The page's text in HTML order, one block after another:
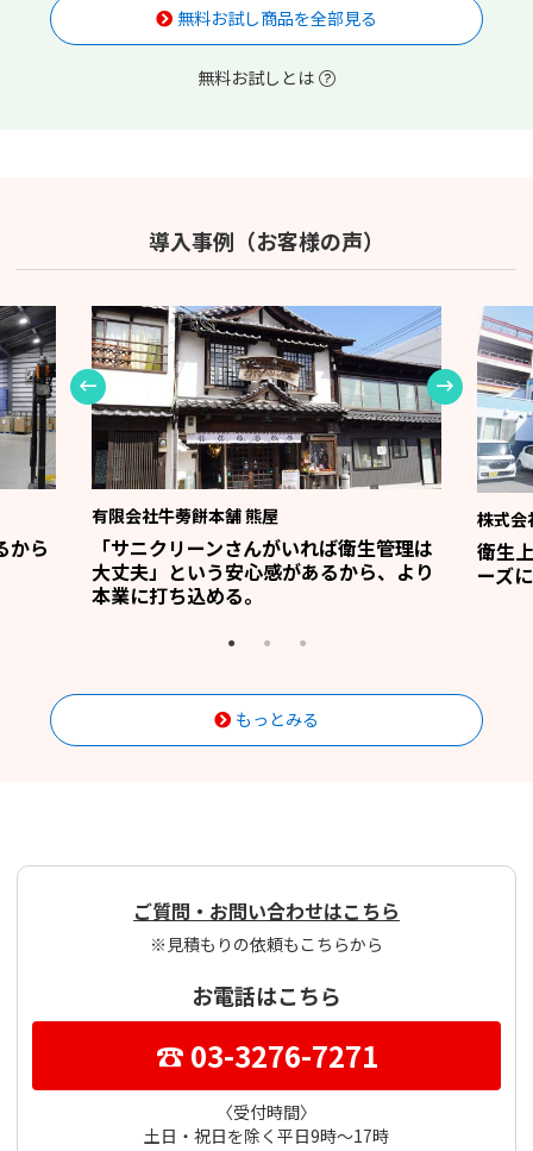
無料お試し商品を全部見る
無料お試しとは
導入事例（お客様の声）
から
有限会社牛蒡餅本舗 熊屋
「サニクリーンさんがいれば衛生管理は
大丈夫」という安心感があるから、より
本業に打ち込める。
株式会
衛生
ーズ
もっとみる
ご質問・お問い合わせはこちら
※見積もりの依頼もこちらから
お電話はこちら
☎ 03-3276-7271
〈受付時間〉
土日・祝日を除く平日9時～17時